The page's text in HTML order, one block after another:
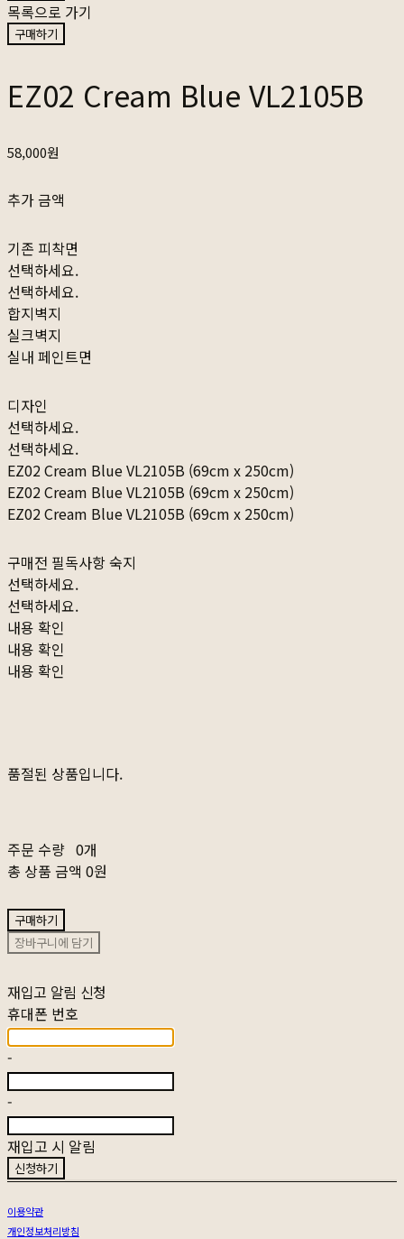
목록으로 가기
구매하기
EZ02 Cream Blue VL2105B
58,000원
추가 금액
기존 피착면
선택하세요.
선택하세요.
합지벽지
실크벽지
실내 페인트면
디자인
선택하세요.
선택하세요.
EZ02 Cream Blue VL2105B (69cm x 250cm)
EZ02 Cream Blue VL2105B (69cm x 250cm)
EZ02 Cream Blue VL2105B (69cm x 250cm)
구매전 필독사항 숙지
선택하세요.
선택하세요.
내용 확인
내용 확인
내용 확인
품절된 상품입니다.
주문 수량 0개
총 상품 금액 0원
구매하기
장바구니에 담기
재입고 알림 신청
휴대폰 번호
-
-
재입고 시 알림
신청하기
이용약관
개인정보처리방침